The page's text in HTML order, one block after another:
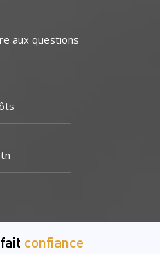
aux questions
confiance